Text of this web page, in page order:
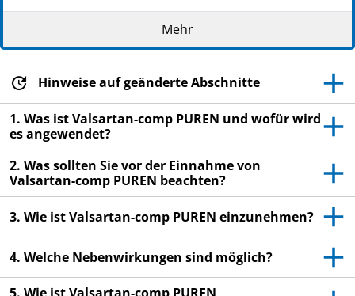
Wenn Sie weitere Fragen haben, wenden Sie sich
an Ihren Arzt oder Apotheker.
Dieses Arzneimittel wurde Ihnen persönlich
verschrieben. Geben Sie es nicht an Dritte weiter.
Es kann anderen Menschen schaden, auch wenn
diese die gleichen Beschwerden haben wie Sie.
Wenn Sie Nebenwirkungen bemerken, wenden Sie
sich an Ihren Arzt oder Apotheker. Dies gilt auch
für Nebenwirkungen, die nicht in dieser
Packungsbeilage angegeben sind. Siehe Abschnitt
4.
Mehr
Hinweise auf geänderte Abschnitte
1. Was ist Valsartan-comp PUREN und wofür wird
es angewendet?
2. Was sollten Sie vor der Einnahme von
Valsartan-comp PUREN beachten?
3. Wie ist Valsartan-comp PUREN einzunehmen?
4. Welche Nebenwirkungen sind möglich?